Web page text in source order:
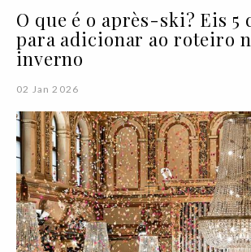
O que é o après-ski? Eis 5
para adicionar ao roteiro
inverno
02 Jan 2026